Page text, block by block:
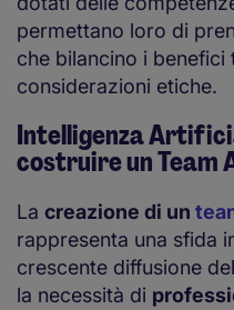
permettano loro di
che bilancino i
considerazioni etiche.
Intelligenza
costruire un Team
La creazione di un
rappresenta una sfida
crescente diffusione
la necessità di